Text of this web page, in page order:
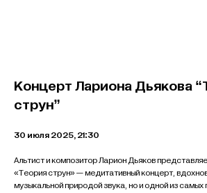
Концерт Лариона Дьякова
струн”
30 июля 2025, 21:30
Альтист и композитор Ларион Дьяков
«Теория струн» — медитативный концерт,
музыкальной природой звука, но и одной из самых